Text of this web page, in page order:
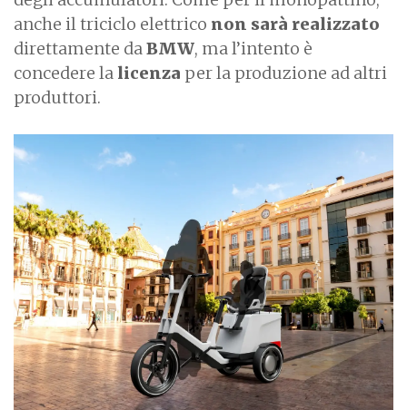
anche il triciclo elettrico non sarà realizzato
direttamente daBMW, ma l’intento è
concedere la licenza per la produzione ad altri
produttori.